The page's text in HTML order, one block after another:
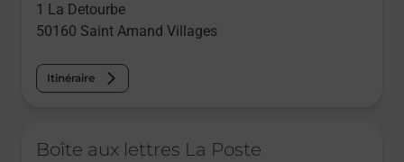
1 La Detourbe
50160 Saint Amand Villages
Itinéraire
Boîte aux lettres La Poste